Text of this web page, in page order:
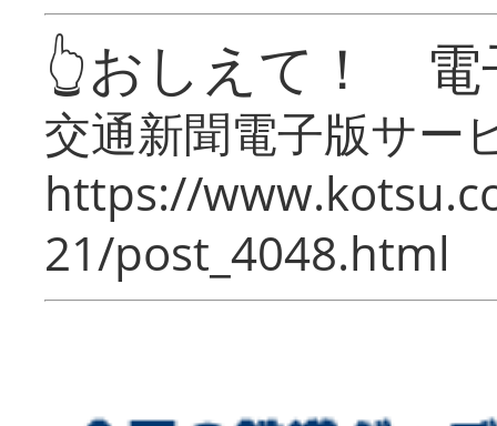
👆おしえて！ 電
交通新聞電子版サー
https://
21/post_4048.html